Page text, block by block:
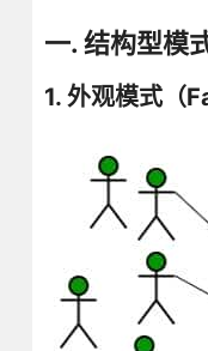
一. 结构型模
1. 外观模式（